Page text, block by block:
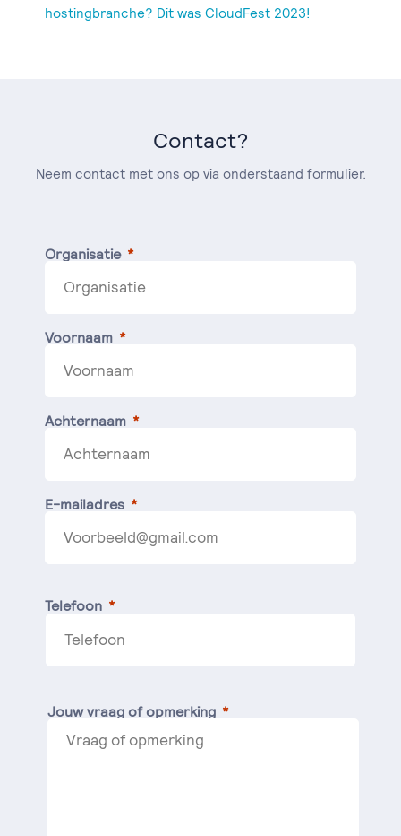
hostingbranche? Dit was CloudFest 2023!
Contact?
Neem contact met ons op via onderstaand formulier.
Organisatie
Voornaam
Achternaam
E-mailadres
Telefoon
Jouw vraag of opmerking